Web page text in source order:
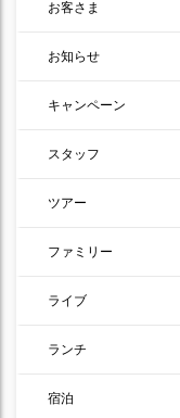
お客さま
お知らせ
キャンペーン
スタッフ
ツアー
ファミリー
ライブ
ランチ
宿泊